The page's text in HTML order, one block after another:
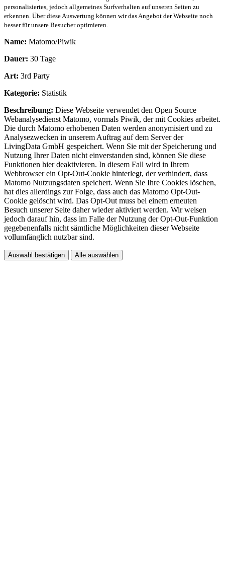
personalisiertes, jedoch allgemeines Surfverhalten auf unseren Seiten zu
erkennen. Über diese Auswertung können wir das Angebot der Webseite noch
besser für unsere Besucher optimieren.
Name: Matomo/Piwik
Dauer: 30 Tage
Art: 3rd Party
Kategorie: Statistik
Beschreibung: Diese Webseite verwendet den Open Source
Webanalysedienst Matomo, vormals Piwik, der mit Cookies arbeitet.
Die durch Matomo erhobenen Daten werden anonymisiert und zu
Analysezwecken in unserem Auftrag auf dem Server der
LivingData GmbH gespeichert. Wenn Sie mit der Speicherung und
Nutzung Ihrer Daten nicht einverstanden sind, können Sie diese
Funktionen hier deaktivieren. In diesem Fall wird in Ihrem
Webbrowser ein Opt-Out-Cookie hinterlegt, der verhindert, dass
Matomo Nutzungsdaten speichert. Wenn Sie Ihre Cookies löschen,
hat dies allerdings zur Folge, dass auch das Matomo Opt-Out-
Cookie gelöscht wird. Das Opt-Out muss bei einem erneuten
Besuch unserer Seite daher wieder aktiviert werden. Wir weisen
jedoch darauf hin, dass im Falle der Nutzung der Opt-Out-Funktion
gegebenenfalls nicht sämtliche Möglichkeiten dieser Webseite
vollumfänglich nutzbar sind.
Auswahl bestätigen Alle auswählen